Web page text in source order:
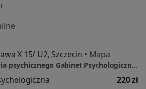
X 15/ U2, Szczecin • Mapa
Poradnia zdrowia psychicznego Gabinet Psychologiczny Szczecin
220 zł